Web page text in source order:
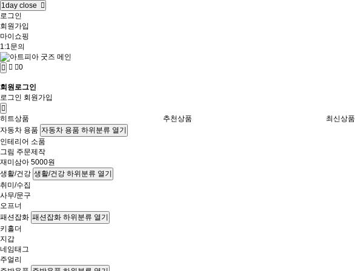
1day close
로그인
회원가입
마이쇼핑
1:1문의
0
회원로그인
로그인 회원가입
히트상품 추천상품 최신상품
자동차 용품 자동차 용품 하위분류 열기
인테리어 소품
그림 주문제작
재미삼아 5000원
생활/건강 생활/건강 하위분류 열기
취미/수집
사무/문구
오프너
패션잡화 패션잡화 하위분류 열기
키홀더
지갑
네임태그
주얼리